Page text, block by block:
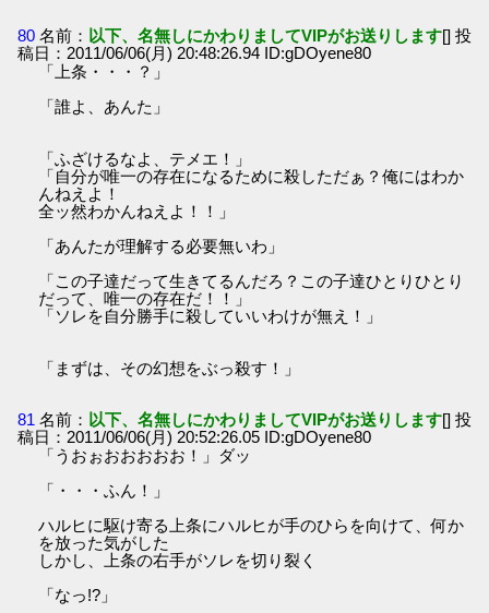
80 名前： 以下、名無しにかわりましてVIPがお送りします[] 投
稿日：2011/06/06(月) 20:48:26.94 ID:gDOyene80
「上条・・・？」
「誰よ、あんた」
「ふざけるなよ、テメエ！」
「自分が唯一の存在になるために殺しただぁ？俺にはわか
んねえよ！
全ッ然わかんねえよ！！」
「あんたが理解する必要無いわ」
「この子達だって生きてるんだろ？この子達ひとりひとり
だって、唯一の存在だ！！」
「ソレを自分勝手に殺していいわけが無え！」
「まずは、その幻想をぶっ殺す！」
81 名前： 以下、名無しにかわりましてVIPがお送りします[] 投
稿日：2011/06/06(月) 20:52:26.05 ID:gDOyene80
「うおぉおおおおお！」ダッ
「・・・ふん！」
ハルヒに駆け寄る上条にハルヒが手のひらを向けて、何か
を放った気がした
しかし、上条の右手がソレを切り裂く
「なっ!?」